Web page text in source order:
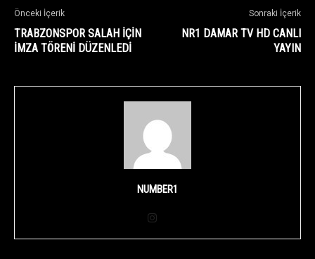
Önceki İçerik
TRABZONSPOR SALAH İÇİN
İMZA TÖRENİ DÜZENLEDİ
Sonraki İçerik
NR1 DAMAR TV HD CANLI
YAYIN
NUMBER1